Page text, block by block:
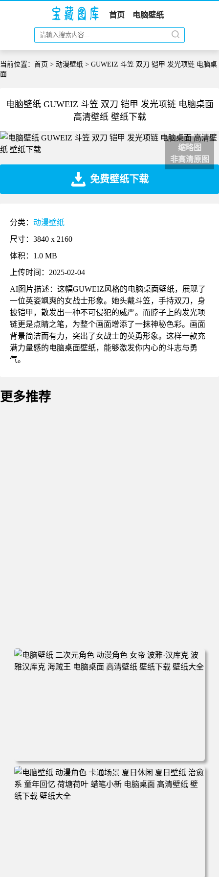
首页 电脑壁纸
当前位置： 首页 > 动漫壁纸 > GUWEIZ 斗笠 双刀 铠甲 发光项链 电脑桌
面
电脑壁纸 GUWEIZ 斗笠 双刀 铠甲 发光项链 电脑桌面
高清壁纸 壁纸下载
缩略图
非高清原图
免费壁纸下载
分类： 动漫壁纸
尺寸：3840 x 2160
体积：1.0 MB
上传时间：2025-02-04
AI图片描述：这幅GUWEIZ风格的电脑桌面壁纸，展现了
一位英姿飒爽的女战士形象。她头戴斗笠，手持双刀，身
披铠甲，散发出一种不可侵犯的威严。而脖子上的发光项
链更是点睛之笔，为整个画面增添了一抹神秘色彩。画面
背景简洁而有力，突出了女战士的英勇形象。这样一款充
满力量感的电脑桌面壁纸，能够激发你内心的斗志与勇
气。
更多推荐
电脑壁纸 二次元角色 动漫角色 女帝 波雅·汉库克 波雅汉库
克 海贼王 电脑桌面 高清壁纸 壁纸下载 壁纸大全